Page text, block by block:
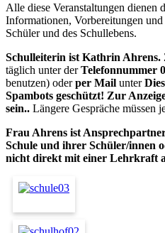
Alle diese Veranstaltungen dienen
Informationen, Vorbereitungen
Schüler und des Schullebens.
Schulleiterin ist Kathrin Ahrens.
täglich unter derTelefonnummer
benutzen) oderper Mail unter
Spambots geschützt! Zur
sein.. Längere Gespräche müssen
Frau Ahrens ist
Schule und ihrer Schüler/innen
nicht direkt mit einer Lehrkraft